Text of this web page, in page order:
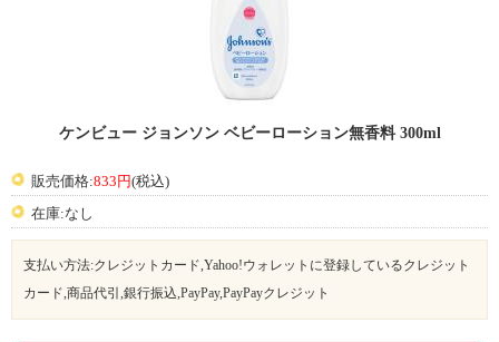
ケンビュー ジョンソン ベビーローション無香料 300ml
販売価格:833円(税込)
在庫:なし
支払い方法:クレジットカード,Yahoo!ウォレットに登録しているクレジット
カード,商品代引,銀行振込,PayPay,PayPayクレジット